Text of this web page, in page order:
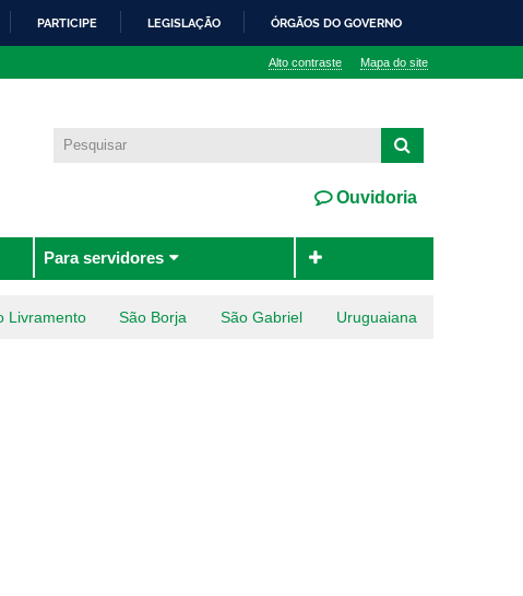
PARTICIPE LEGISLAÇÃO ÓRGÃOS DO GOVERNO
Alto contraste Mapa do site
Ouvidoria
Para servidores
Livramento São Borja São Gabriel Uruguaiana